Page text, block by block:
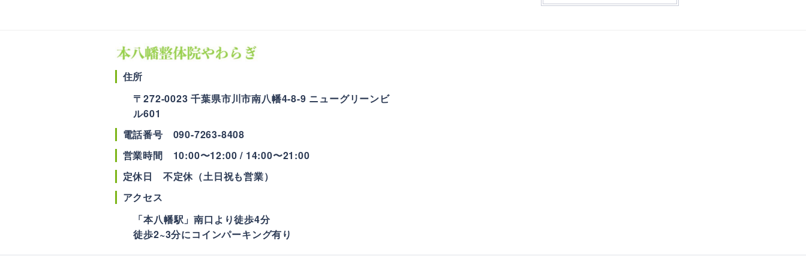
住所
〒272-0023 千葉県市川市南八幡4-8-9 ニューグリーンビ
ル601
電話番号 090-7263-8408
営業時間 10:00〜12:00 / 14:00〜21:00
定休日 不定休（土日祝も営業）
アクセス
「本八幡駅」南口より徒歩4分
徒歩2~3分にコインパーキング有り